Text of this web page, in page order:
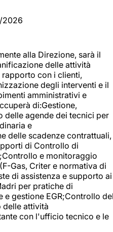
2026
alla Direzione, sarà il
delle attività
con i clienti,
degli interventi e il
amministrativi e
di:Gestione,
delle agende dei tecnici per
e
delle scadenze contrattuali,
di Controllo di
e monitoraggio
Gas, Criter e normativa di
di assistenza e supporto ai
per pratiche di
e gestione EGR;Controllo
delle attività
con l'ufficio tecnico e le